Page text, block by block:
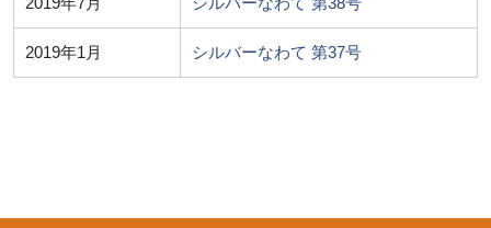
2019年1月 シルバーなわて 第37号